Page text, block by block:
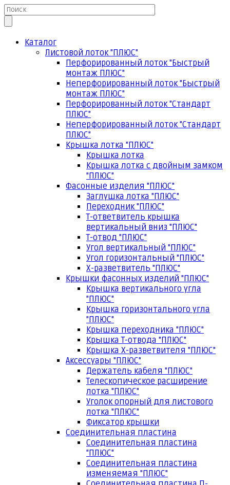
Каталог
Листовой лоток "ПЛЮС"
Перфорированный лоток "Быстрый
монтаж ПЛЮС"
Неперфорированный лоток "Быстрый
монтаж ПЛЮС"
Перфорированный лоток "Стандарт
ПЛЮС"
Неперфорированный лоток "Стандарт
ПЛЮС"
Крышка лотка "ПЛЮС"
Крышка лотка
Крышка лотка с двойным замком
"ПЛЮС"
Фасонные изделия "ПЛЮС"
Заглушка лотка "ПЛЮС"
Переходник "ПЛЮС"
Т-ответвитель крышка
вертикальный вниз "ПЛЮС"
Т-отвод "ПЛЮС"
Угол вертикальный "ПЛЮС"
Угол горизонтальный "ПЛЮС"
Х-разветвитель "ПЛЮС"
Крышки фасонных изделий "ПЛЮС"
Крышка вертикального угла
"ПЛЮС"
Крышка горизонтального угла
"ПЛЮС"
Крышка переходника "ПЛЮС"
Крышка Т-отвода "ПЛЮС"
Крышка Х-разветвителя "ПЛЮС"
Аксессуары "ПЛЮС"
Держатель кабеля "ПЛЮС"
Телескопическое расширение
лотка "ПЛЮС"
Уголок опорный для листового
лотка "ПЛЮС"
Фиксатор крышки
Соединительная пластина
Соединительная пластина
"ПЛЮС"
Соединительная пластина
изменяемая "ПЛЮС"